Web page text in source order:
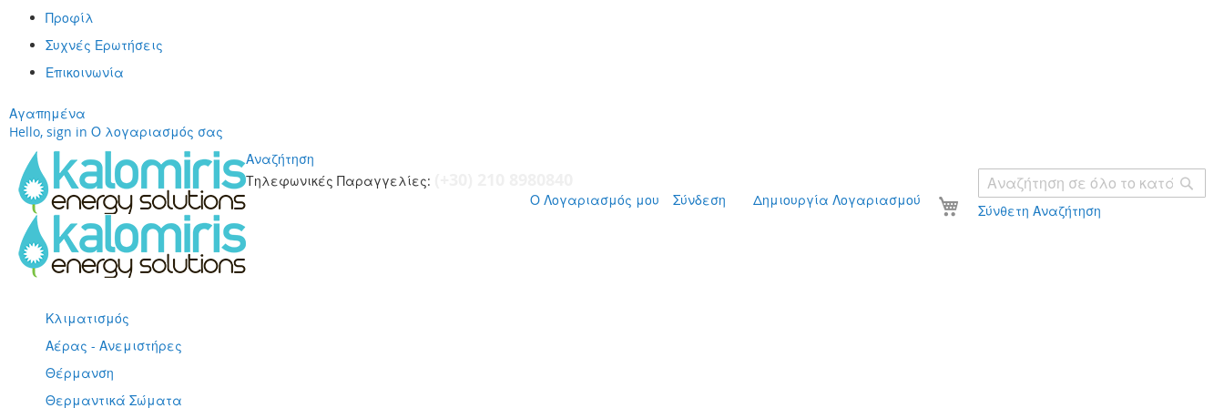
Προφίλ
Συχνές Ερωτήσεις
Επικοινωνία
Αγαπημένα
Hello, sign in Ο λογαριασμός σας
Αναζήτηση
Σύνθετη Αναζήτηση
Τηλεφωνικές Παραγγελίες:
Το καλάθι σας
Ο Λογαριασμός μου Σύνδεση Δημιουργία Λογαριασμού
περιεχόμενο
Κλιματισμός
Αέρας - Ανεμιστήρες
Θέρμανση
Θερμαντικά Σώματα